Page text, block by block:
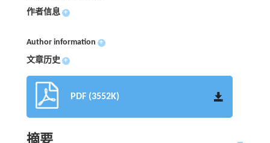
作者信息 +
Author information +
文章历史 +
PDF (3552K)